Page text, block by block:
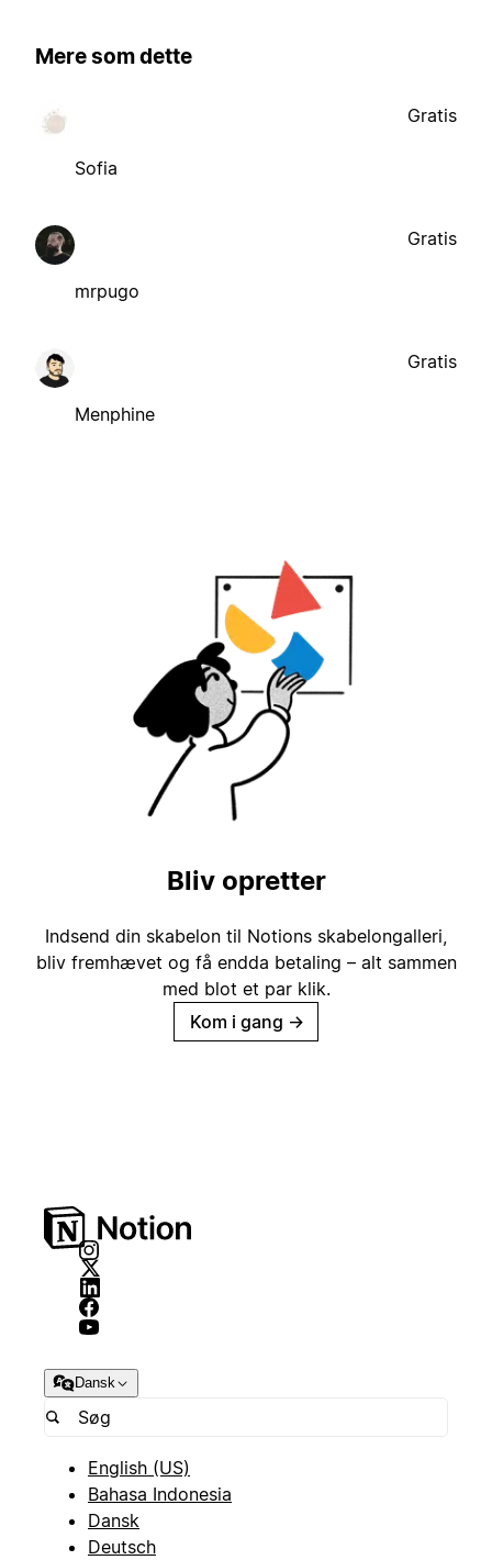
Mere som dette
Sofia
Gratis
mrpugo
Gratis
Menphine
Gratis
Bliv opretter
Indsend din skabelon til Notions skabelongalleri,
bliv fremhævet og få endda betaling – alt sammen
med blot et par klik.
Kom i gang →
Dansk
English (US)
Bahasa Indonesia
Dansk
Deutsch